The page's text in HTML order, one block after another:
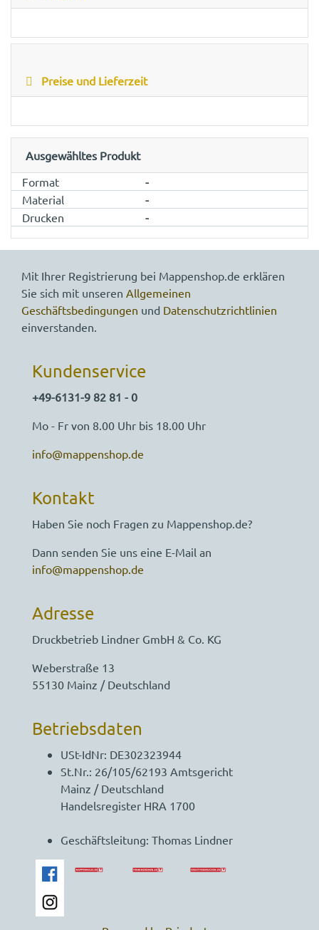
Preise und Lieferzeit
Ausgewähltes Produkt
Format
-
Material
-
Drucken
-
Mit Ihrer Registrierung bei Mappenshop.de erklären
Sie sich mit unseren Allgemeinen
Geschäftsbedingungen und Datenschutzrichtlinien
einverstanden.
Kundenservice
+49-6131-9 82 81 - 0
Mo - Fr von 8.00 Uhr bis 18.00 Uhr
info@mappenshop.de
Kontakt
Haben Sie noch Fragen zu Mappenshop.de?
Dann senden Sie uns eine E-Mail an
info@mappenshop.de
Adresse
Druckbetrieb Lindner GmbH & Co. KG
Weberstraße 13
55130 Mainz / Deutschland
Betriebsdaten
USt-IdNr: DE302323944
St.Nr.: 26/105/62193 Amtsgericht
Mainz / Deutschland
Handelsregister HRA 1700
Geschäftsleitung: Thomas Lindner